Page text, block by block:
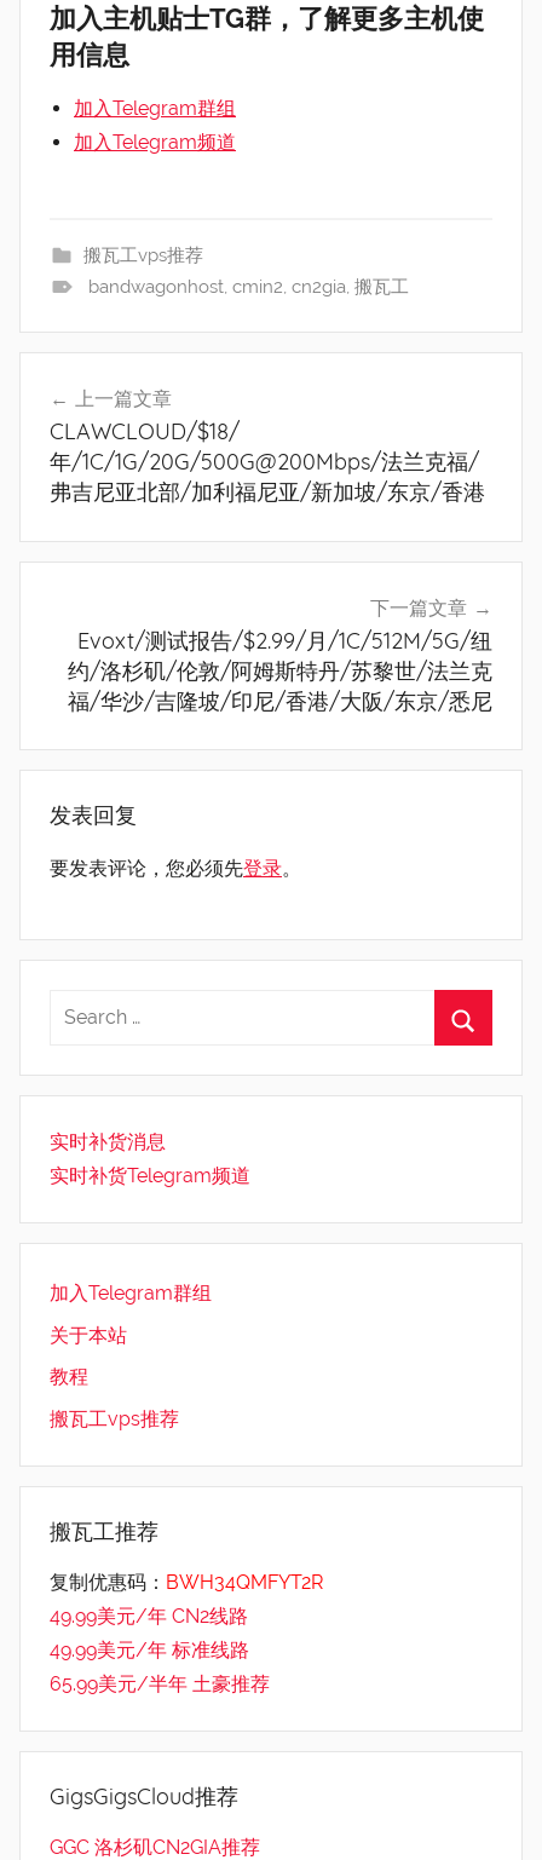
加入主机贴士TG群，了解更多主机使
用信息
加入Telegram群组
加入Telegram频道
搬瓦工vps推荐
bandwagonhost, cmin2, cn2gia, 搬瓦工
上一篇文章
CLAWCLOUD/$18/
年/1C/1G/20G/500G@200Mbps/法兰克福/
弗吉尼亚北部/加利福尼亚/新加坡/东京/香港
下一篇文章
Evoxt/测试报告/$2.99/月/1C/512M/5G/纽
约/洛杉矶/伦敦/阿姆斯特丹/苏黎世/法兰克
福/华沙/吉隆坡/印尼/香港/大阪/东京/悉尼
发表回复
要发表评论，您必须先登录。
实时补货消息
实时补货Telegram频道
加入Telegram群组
关于本站
教程
搬瓦工vps推荐
搬瓦工推荐
复制优惠码： BWH34QMFYT2R
49.99美元/年 CN2线路
49.99美元/年 标准线路
65.99美元/半年 土豪推荐
GigsGigsCloud推荐
GGC 洛杉矶CN2GIA推荐